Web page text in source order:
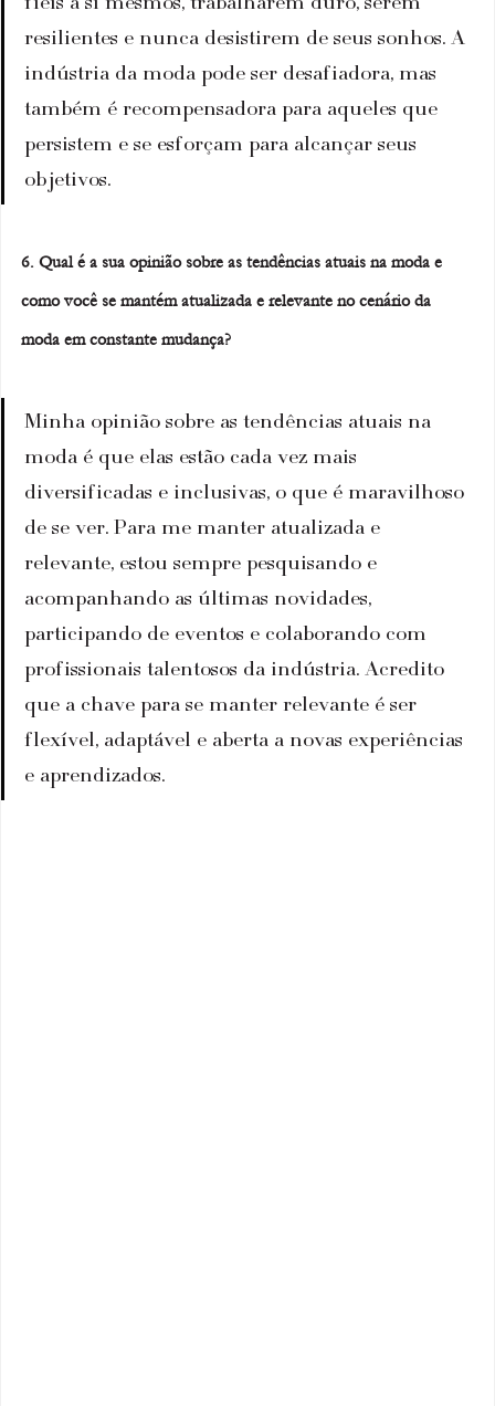
resilientes e nunca desistirem de seus sonhos. A
indústria da moda pode ser desafiadora, mas
também é recompensadora para aqueles que
persistem e se esforçam para alcançar seus
objetivos.
6. Qual é a sua opinião sobre as tendências atuais na moda e
como você se mantém atualizada e relevante no cenário da
moda em constante mudança?
Minha opinião sobre as tendências atuais na
moda é que elas estão cada vez mais
diversificadas e inclusivas, o que é maravilhoso
de se ver. Para me manter atualizada e
relevante, estou sempre pesquisando e
acompanhando as últimas novidades,
participando de eventos e colaborando com
profissionais talentosos da indústria. Acredito
que a chave para se manter relevante é ser
flexível, adaptável e aberta a novas experiências
e aprendizados.